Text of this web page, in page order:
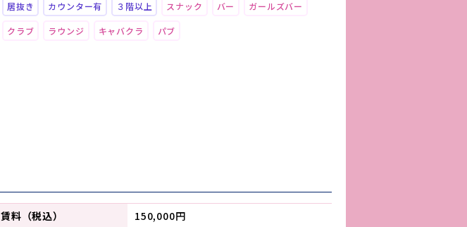
居抜き カウンター有 ３階以上 スナック バー ガールズバー
クラブ ラウンジ キャバクラ パブ
賃料（税込）
150,000円